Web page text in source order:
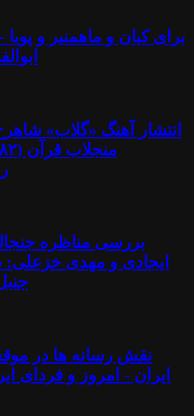
برای کیان و ماهمنیر و
انتشار آهنگ «گلاب»
بررسی مناظره
ایجادی و مهدی خزعلی:
نقش رسانه ها در
ایران - امروز و فردای